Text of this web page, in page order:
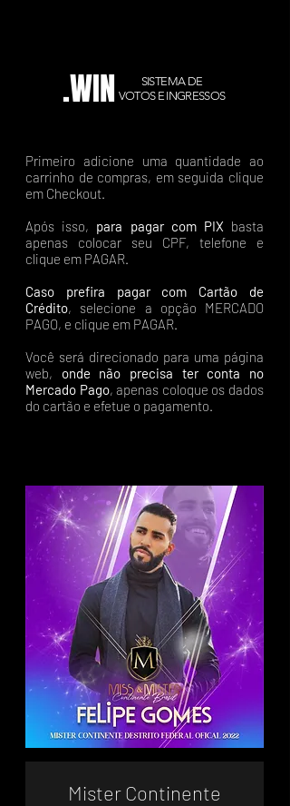
.WIN
SISTEMA DE
VOTOS E INGRESSOS
Primeiro adicione uma quantidade ao
carrinho de compras, em seguida clique
em Checkout.
Após isso, para pagar com PIX basta
apenas colocar seu CPF, telefone e
clique em PAGAR.
Caso prefira pagar com Cartão de
Crédito, selecione a opção MERCADO
PAGO, e clique em PAGAR.
Você será direcionado para uma página
web, onde não precisa ter conta no
Mercado Pago, apenas coloque os dados
do cartão e efetue o pagamento.
Mister Continente